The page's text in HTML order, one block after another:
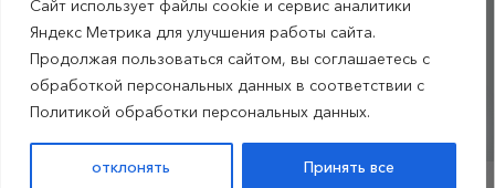
Сайт использует файлы cookie и сервис аналитики
Яндекс Метрика для улучшения работы сайта.
Продолжая пользоваться сайтом, вы соглашаетесь с
обработкой персональных данных в соответствии с
Политикой обработки персональных данных.
отклонять Принять все
RSS-обновления
This site is protected by reCAPTCHA and the Google Privacy Policyand
Terms of Service apply (Этот сайт защищен reCAPTCHA, на нем
применимы Политика конфиденциальности и Условия использования